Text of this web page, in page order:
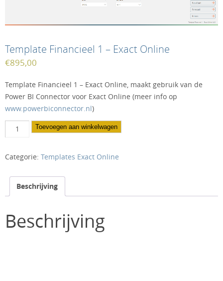
Template Financieel 1 – Exact Online
€895,00
Template Financieel 1 – Exact Online, maakt gebruik van de
Power BI Connector voor Exact Online (meer info op
www.powerbiconnector.nl)
Template
Financieel
-
Online
aantal
Toevoegen aan winkelwagen
Categorie: Templates Exact Online
Beschrijving
Beschrijving